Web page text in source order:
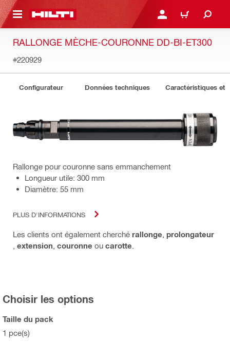
CONTENT CONNEXION OU
PANIER
RALLONGE MÈCHE-COURONNE DD-BI-ET300
#220929
Configurateur Données techniques Caractéristiques et
Rallonge pour couronne sans emmanchement
Longueur utile: 300 mm
Diamètre: 55 mm
PLUS D'INFORMATIONS
Les clients ont également cherché rallonge prolongateur
extension couronne ou carotte
Choisir les options
Taille du pack
1 pce(s)